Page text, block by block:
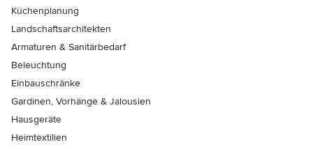
Küchenplanung
Landschaftsarchitekten
Armaturen & Sanitärbedarf
Beleuchtung
Einbauschränke
Gardinen, Vorhänge & Jalousien
Hausgeräte
Heimtextilien